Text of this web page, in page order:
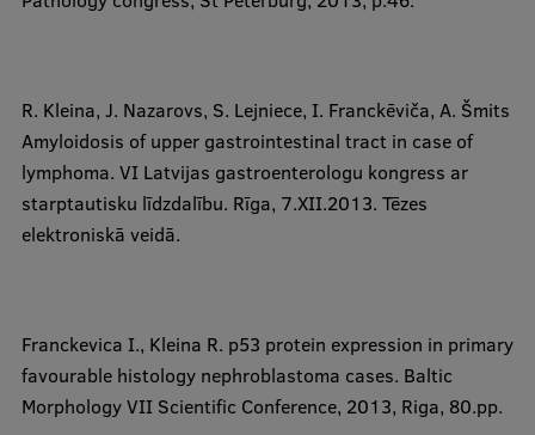
R. Kleina, J. Nazarovs, S. Lejniece, I. Franckēviča, A. Šmits
Amyloidosis of upper gastrointestinal tract in case of
lymphoma. VI Latvijas gastroenterologu kongress ar
starptautisku līdzdalību. Rīga, 7.XII.2013. Tēzes
elektroniskā veidā.
Franckevica I., Kleina R. p53 protein expression in primary
favourable histology nephroblastoma cases. Baltic
Morphology VII Scientific Conference, 2013, Riga, 80.pp.